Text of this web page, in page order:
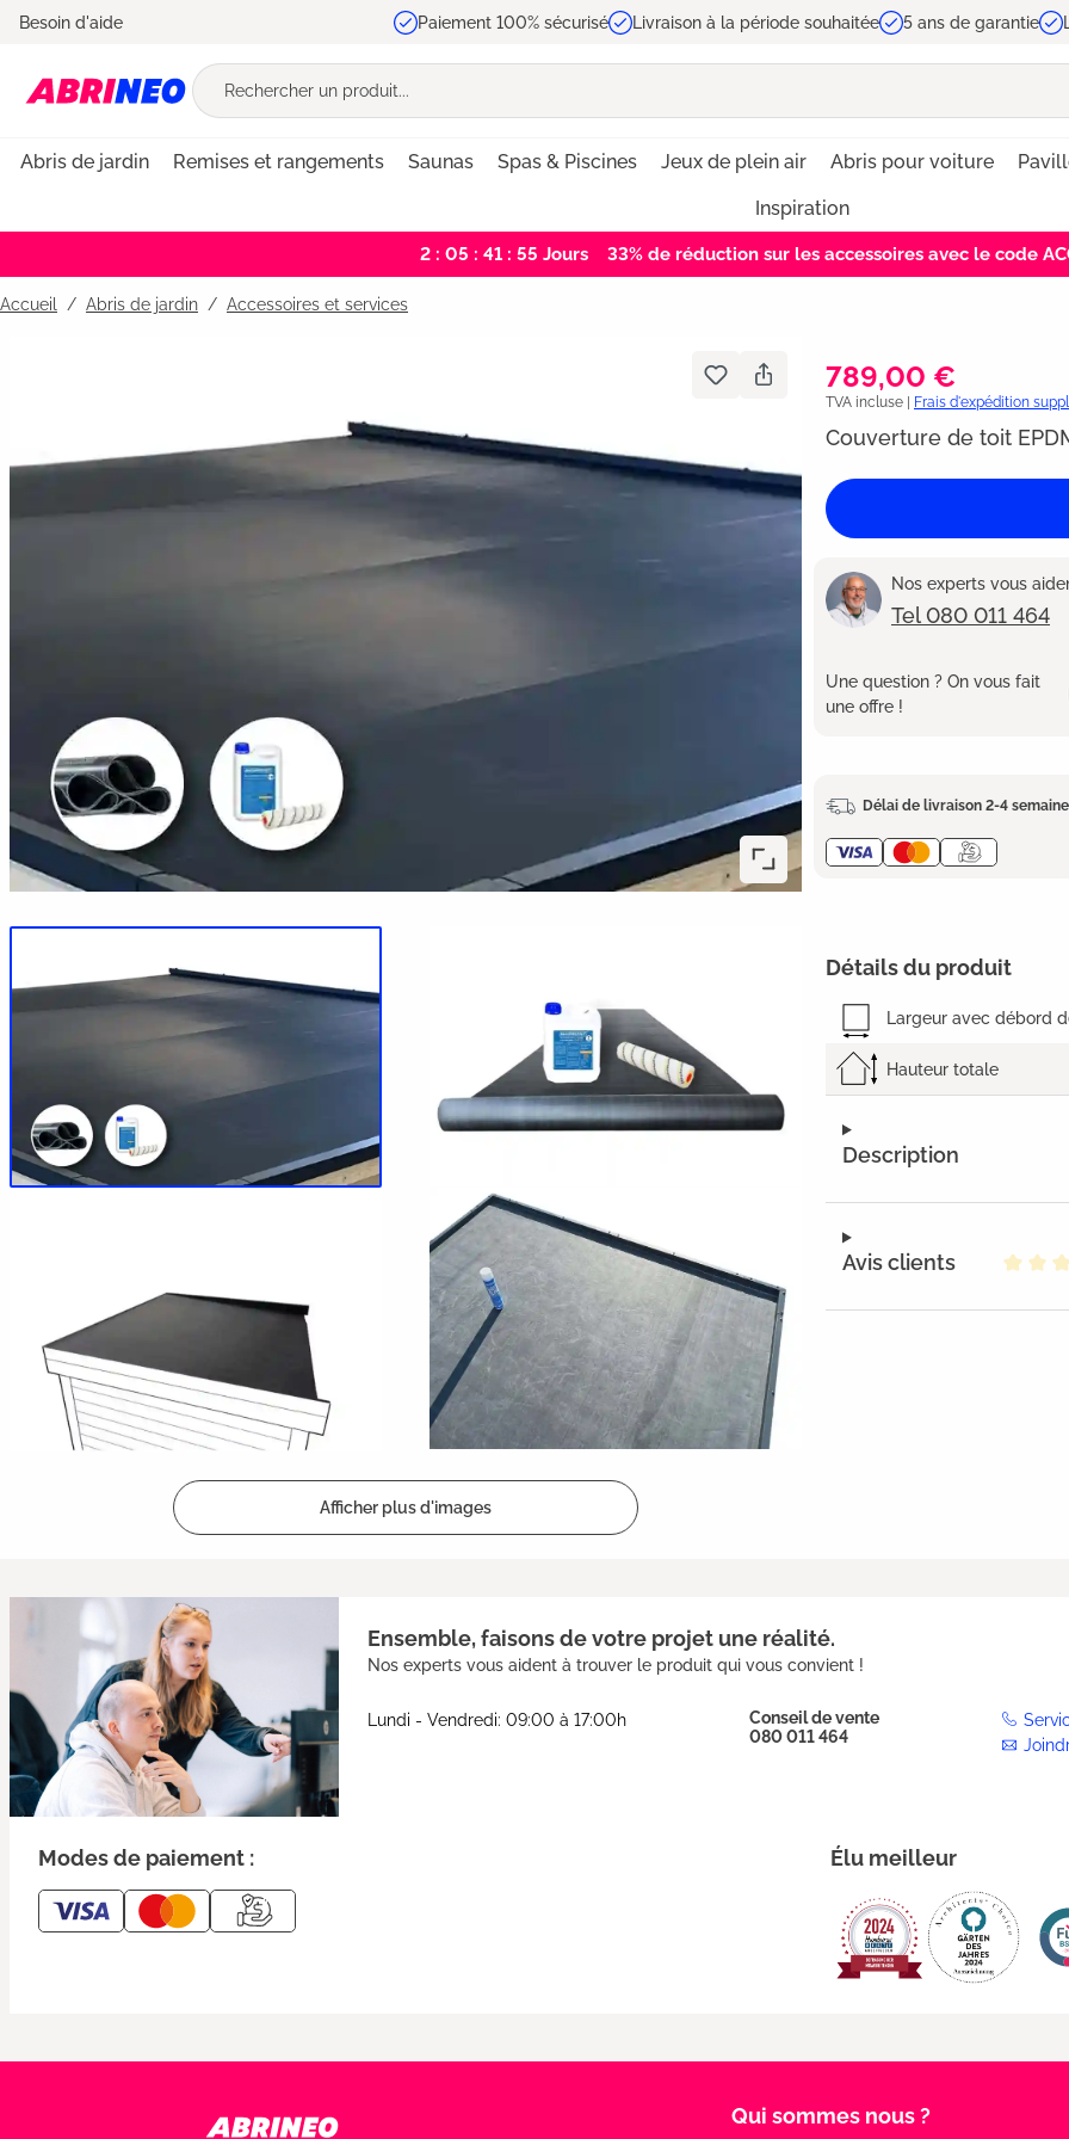
Passer à la navigation principale
Besoin d'aide Paiement 100% sécurisé Livraison à la période souhaitée 5 ans de garantie
Abris de jardin Remises et rangements Saunas Spas & Piscines Jeux de plein air Abris pour voiture
Inspiration
2 : 05 : 41 : 55 Jours 33% de réduction sur les accessoires avec le code
Accueil Abris de jardin / Accessoires et services
Afficher plus d'images
789,00 €
TVA incluse | Frais d'expédition
Couverture de toit
Nos experts vous
Tel 080 011 464
Une question ? On vous fait
une offre !
Délai de livraison 2-4
Description
Avis clients
Détails du produit
Largeur avec débord
Hauteur totale
Ensemble, faisons de votre projet une réalité.
Nos experts vous aident à trouver le produit qui vous convient !
Lundi - Vendredi: 09:00 à 17:00h
Conseil de vente
080 011 464
Modes de paiement : Élu meilleur
Qui sommes nous ?